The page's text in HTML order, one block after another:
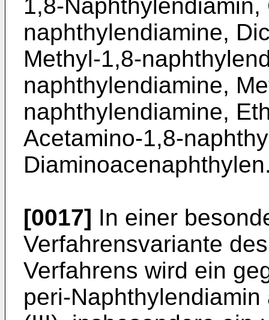
1,8-Naphthylendiamin,
naphthylendiamine,
Methyl-1,8-
naphthylendiamine,
naphthylendiamine,
Acetamino-1,8-
[0017] In einer
Verfahrensvariante
Verfahrens wird ein
peri-